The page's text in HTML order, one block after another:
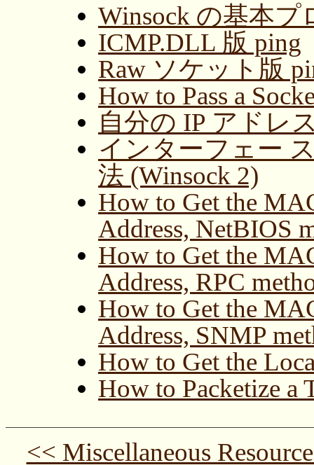
Winsock の基本プ
ICMP.DLL 版 ping
Raw ソケット版
How to Pass a
自分の IP アドレ
インターフェー
法 (Winsock 2)
How to Get the
Address, NetBIOS
How to Get the
Address, RPC
How to Get the
Address, SNMP
How to Get the
How to Packetize a
<< Miscellaneous